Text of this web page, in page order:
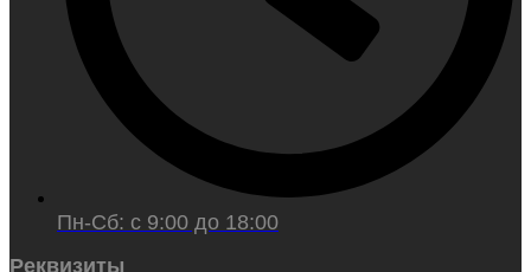
Пн-Сб: с 9:00 до 18:00
Реквизиты